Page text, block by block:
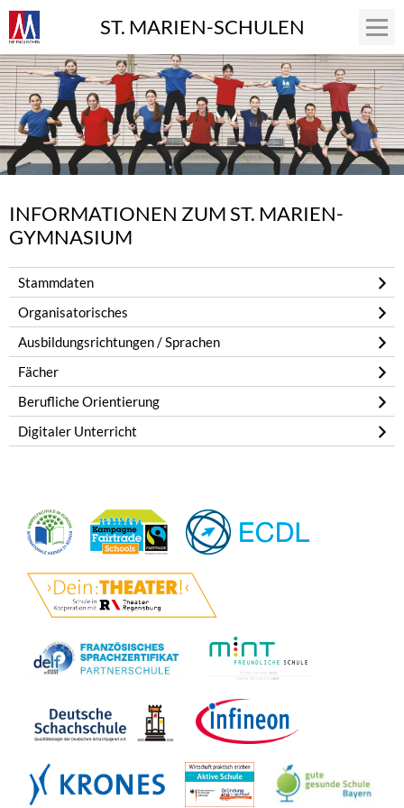
ST. MARIEN-SCHULEN
INFORMATIONEN ZUM ST. MARIEN-
GYMNASIUM
Stammdaten
Organisatorisches
Ausbildungsrichtungen / Sprachen
Fächer
Berufliche Orientierung
Digitaler Unterricht